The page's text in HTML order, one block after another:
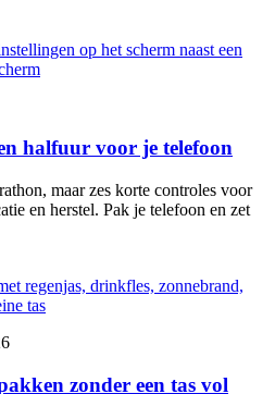
halfuur voor je telefoon
maar zes korte controles voor
en herstel. Pak je telefoon en zet
zonder een tas vol